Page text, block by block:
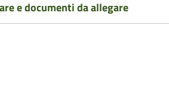
e documenti da allegare